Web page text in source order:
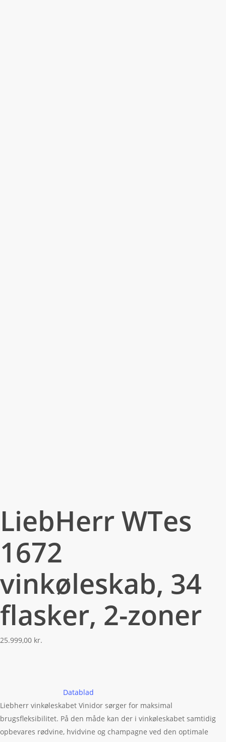
LiebHerr WTes
1672
vinkøleskab, 34
flasker, 2-zoner
25.999,00 kr.
Datablad
Liebherr vinkøleskabet Vinidor sørger for maksimal
brugsfleksibilitet. På den måde kan der i vinkøleskabet samtidig
opbevares rødvine, hvidvine og champagne ved den optimale